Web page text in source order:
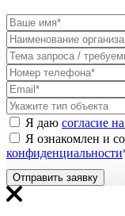
Я даю согласие
Я ознакомлен и
конфиденциальности
Отправить заявку